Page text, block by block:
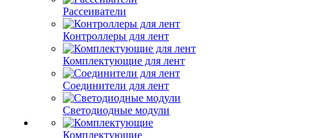
Рассеиватели
Контроллеры для лент
Комплектующие для лент
Соединители для лент
Светодиодные модули
Комплектующие